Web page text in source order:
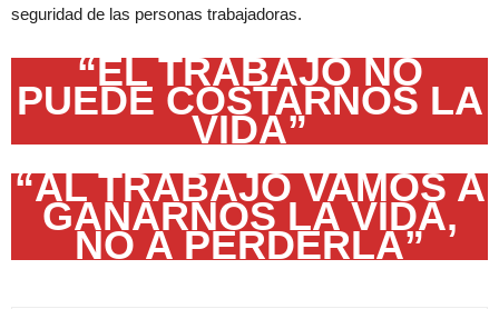
seguridad de las personas trabajadoras.
“EL TRABAJO NO
PUEDE COSTARNOS LA
VIDA”
“AL TRABAJO VAMOS A
GANARNOS LA VIDA,
NO A PERDERLA”